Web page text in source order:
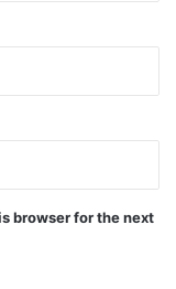
browser for the next